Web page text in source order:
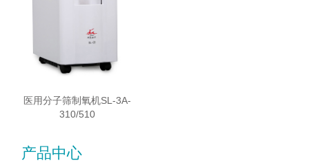
医用分子筛制氧机SL-3A-
310/510
产品中心